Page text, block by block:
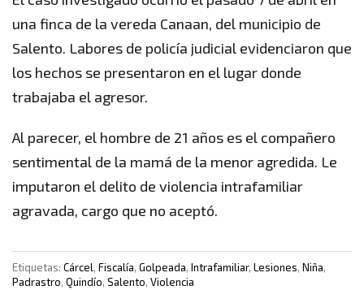
una finca de la vereda Canaan, del municipio de
Salento. Labores de policía judicial evidenciaron que
los hechos se presentaron en el lugar donde
trabajaba el agresor.
Al parecer, el hombre de 21 años es el compañero
sentimental de la mamá de la menor agredida. Le
imputaron el delito de violencia intrafamiliar
agravada, cargo que no aceptó.
Etiquetas: Cárcel, Fiscalía, Golpeada, Intrafamiliar, Lesiones, Niña,
Padrastro, Quindío, Salento, Violencia